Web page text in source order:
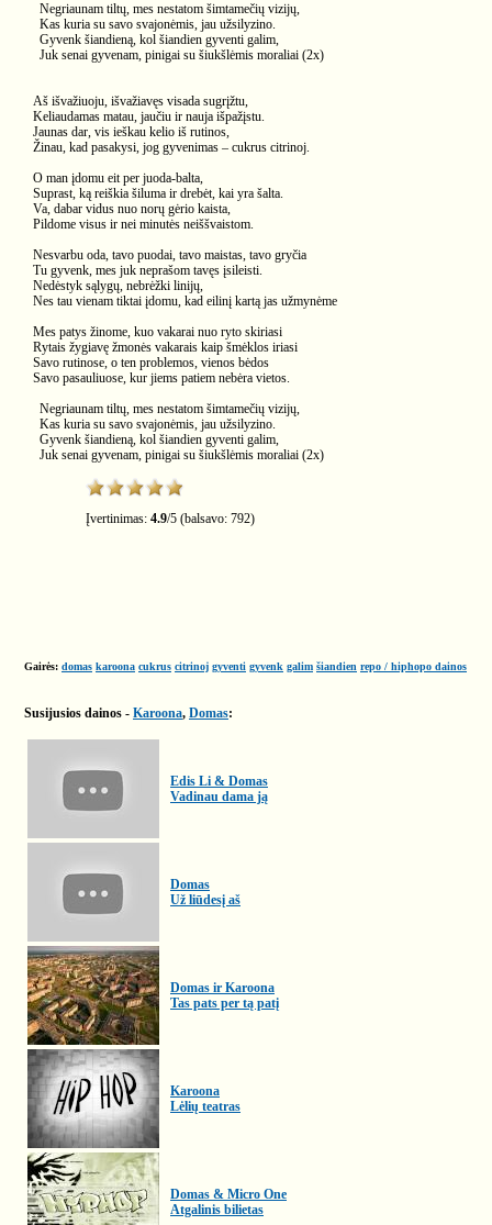
Negriaunam tiltų, mes nestatom šimtamečių vizijų,
Kas kuria su savo svajonėmis, jau užsilyzino.
Gyvenk šiandieną, kol šiandien gyventi galim,
Juk senai gyvenam, pinigai su šiukšlėmis moraliai (2x)
Aš išvažiuoju, išvažiavęs visada sugrįžtu,
Keliaudamas matau, jaučiu ir nauja išpažįstu.
Jaunas dar, vis ieškau kelio iš rutinos,
Žinau, kad pasakysi, jog gyvenimas – cukrus citrinoj.
O man įdomu eit per juoda-balta,
Suprast, ką reiškia šiluma ir drebėt, kai yra šalta.
Va, dabar vidus nuo norų gėrio kaista,
Pildome visus ir nei minutės neiššvaistom.
Nesvarbu oda, tavo puodai, tavo maistas, tavo gryčia
Tu gyvenk, mes juk neprašom tavęs įsileisti.
Nedėstyk sąlygų, nebrėžki linijų,
Nes tau vienam tiktai įdomu, kad eilinį kartą jas užmynėme
Mes patys žinome, kuo vakarai nuo ryto skiriasi
Rytais žygiavę žmonės vakarais kaip šmėklos iriasi
Savo rutinose, o ten problemos, vienos bėdos
Savo pasauliuose, kur jiems patiem nebėra vietos.
Negriaunam tiltų, mes nestatom šimtamečių vizijų,
Kas kuria su savo svajonėmis, jau užsilyzino.
Gyvenk šiandieną, kol šiandien gyventi galim,
Juk senai gyvenam, pinigai su šiukšlėmis moraliai (2x)
Įvertinimas: 4.9/5 (balsavo: 792)
Gairės: domas karoona cukrus citrinoj gyventi gyvenk galim šiandien repo / hiphopo dainos
Susijusios dainos - Karoona, Domas:
Edis Li & Domas
Vadinau dama ją
Domas
Už liūdesį aš
Domas ir Karoona
Tas pats per tą patį
Karoona
Lėlių teatras
Domas & Micro One
Atgalinis bilietas